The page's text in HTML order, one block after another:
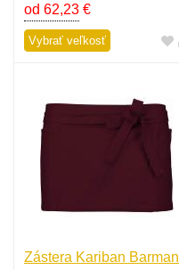
od 62,23 €
Vybrať veľkosť
Zástera Kariban Barman